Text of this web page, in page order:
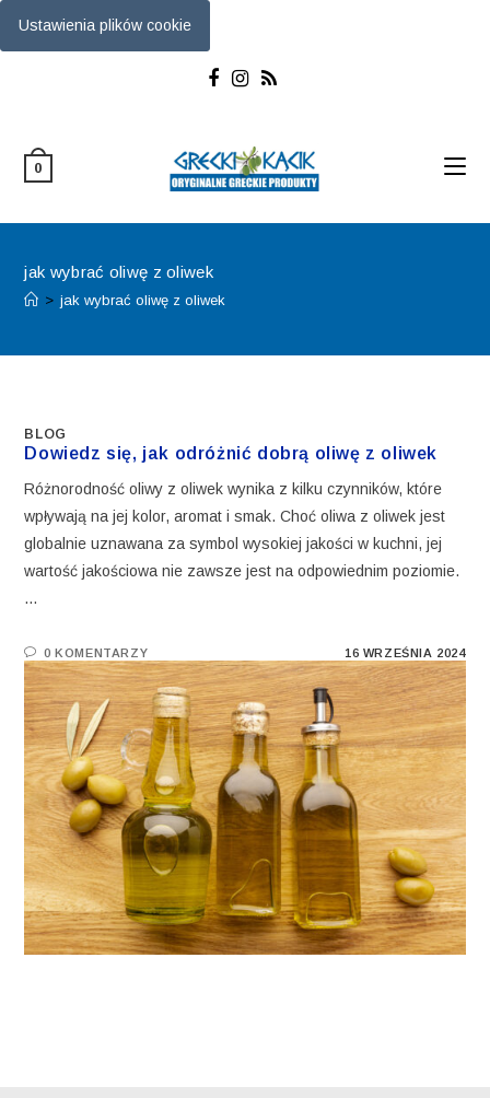
Ustawienia plików cookie
0
jak wybrać oliwę z oliwek
> jak wybrać oliwę z oliwek
BLOG
Dowiedz się, jak odróżnić dobrą oliwę z oliwek
Różnorodność oliwy z oliwek wynika z kilku czynników, które
wpływają na jej kolor, aromat i smak. Choć oliwa z oliwek jest
globalnie uznawana za symbol wysokiej jakości w kuchni, jej
wartość jakościowa nie zawsze jest na odpowiednim poziomie.
…
0 KOMENTARZY 16 WRZEŚNIA 2024